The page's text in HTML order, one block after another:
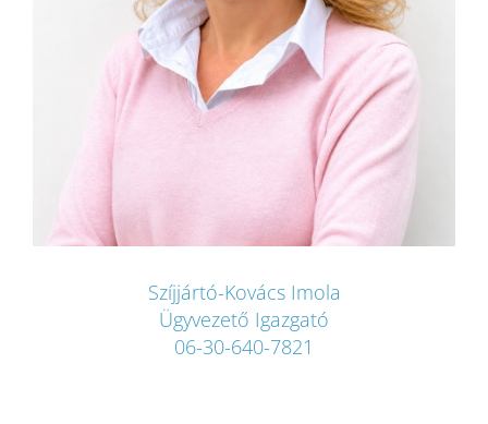
Szíjjártó-Kovács Imola
Ügyvezető Igazgató
06-30-640-7821